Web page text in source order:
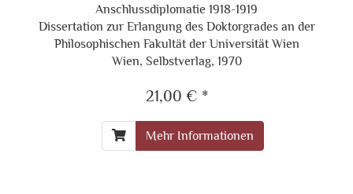
Anschlussdiplomatie 1918-1919
Dissertation zur Erlangung des Doktorgrades an der
Philosophischen Fakultät der Universität Wien
Wien, Selbstverlag, 1970
21,00 € *
Mehr Informationen